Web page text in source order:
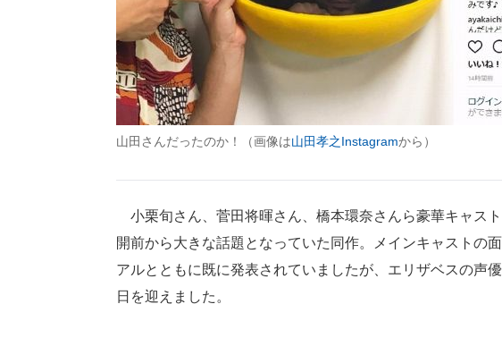
山田さんだったのか！（画像は山田孝之Instagramから）
小栗旬さん、菅田将暉さん、橋本環奈さんら豪華キャス
開前から大きな話題となっていた同作。メインキャストの
アルとともに既に発表されていましたが、エリザベスの声
日を迎えました。